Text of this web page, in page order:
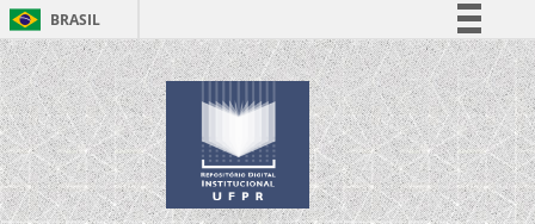
BRASIL
Simplifique!
Comunica BR
Participe
Acesso à informação
Legislação